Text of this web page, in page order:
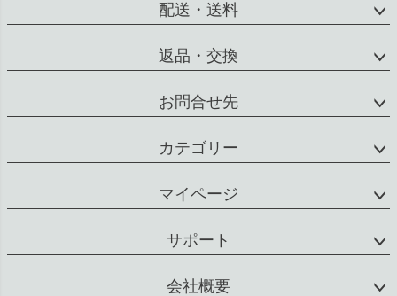
配送・送料
返品・交換
お問合せ先
カテゴリー
マイページ
サポート
会社概要